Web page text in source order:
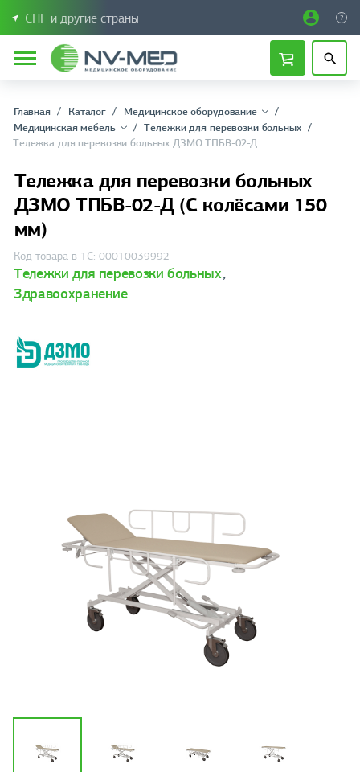
СНГ и другие страны
Главная Каталог
Медицинское оборудование
Медицинская мебель
Тележки для перевозки больных
Тележка для перевозки больных ДЗМО ТПБВ-02-Д
Тележка для перевозки больных
ДЗМО ТПБВ-02-Д (С колёсами 150
мм)
Код товара в 1С: 00010039992
Тележки для перевозки больных,
Здравоохранение